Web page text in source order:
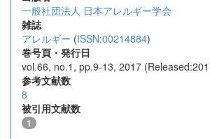
一般社団法人 日本アレルギー学会
雑誌
アレルギー (ISSN:00214884)
巻号頁・発行日
vol.66, no.1, pp.9-13, 2017
参考文献数
8
被引用文献数
1